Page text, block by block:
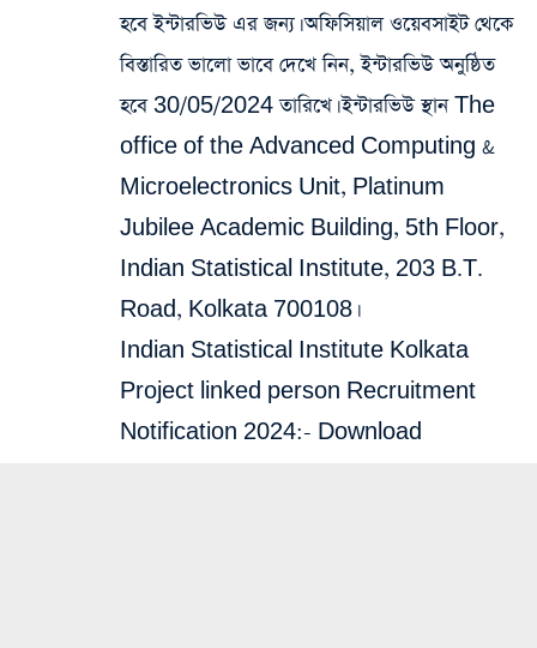
হবে ইন্টারভিউ এর জন্য। অফিসিয়াল ওয়েবসাইট থেকে
বিস্তারিত ভালো ভাবে দেখে নিন, ইন্টারভিউ অনুষ্ঠিত
হবে 30/05/2024 তারিখে। ইন্টারভিউ স্থান The
office of the Advanced Computing &
Microelectronics Unit, Platinum
Jubilee Academic Building, 5th Floor,
Indian Statistical Institute, 203 B.T.
Road, Kolkata 700108।
Indian Statistical Institute Kolkata
Project linked person Recruitment
Notification 2024:- Download